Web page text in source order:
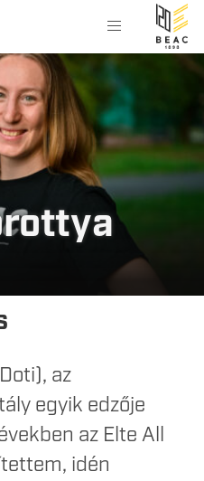
az
egyik edzője
az Elte All
idén